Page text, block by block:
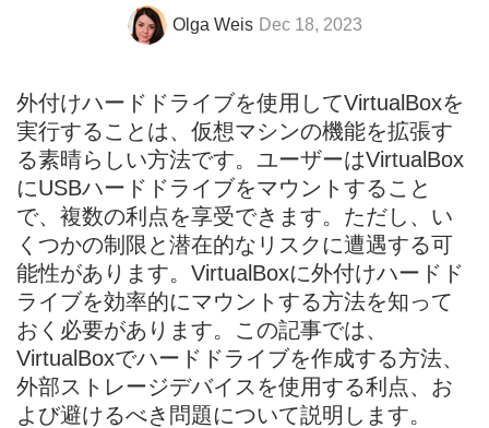
Olga Weis Dec 18, 2023
外付けハードドライブを使用してVirtualBoxを
実行することは、仮想マシンの機能を拡張す
る素晴らしい方法です。ユーザーはVirtualBox
にUSBハードドライブをマウントすること
で、複数の利点を享受できます。ただし、い
くつかの制限と潜在的なリスクに遭遇する可
能性があります。VirtualBoxに外付けハードド
ライブを効率的にマウントする方法を知って
おく必要があります。この記事では、
VirtualBoxでハードドライブを作成する方法、
外部ストレージデバイスを使用する利点、お
よび避けるべき問題について説明します。